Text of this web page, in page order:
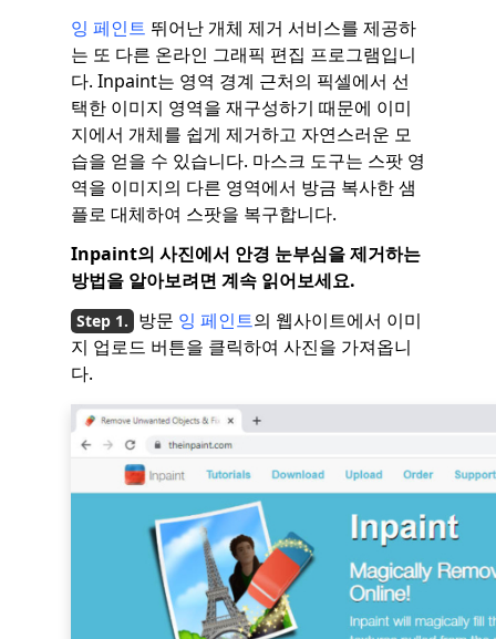
잉 페인트 뛰어난 개체 제거 서비스를 제공하
는 또 다른 온라인 그래픽 편집 프로그램입니
다. Inpaint는 영역 경계 근처의 픽셀에서 선
택한 이미지 영역을 재구성하기 때문에 이미
지에서 개체를 쉽게 제거하고 자연스러운 모
습을 얻을 수 있습니다. 마스크 도구는 스팟 영
역을 이미지의 다른 영역에서 방금 복사한 샘
플로 대체하여 스팟을 복구합니다.
Inpaint의 사진에서 안경 눈부심을 제거하는
방법을 알아보려면 계속 읽어보세요.
방문 잉 페인트의 웹사이트에서 이미
지 업로드 버튼을 클릭하여 사진을 가져옵니
다.